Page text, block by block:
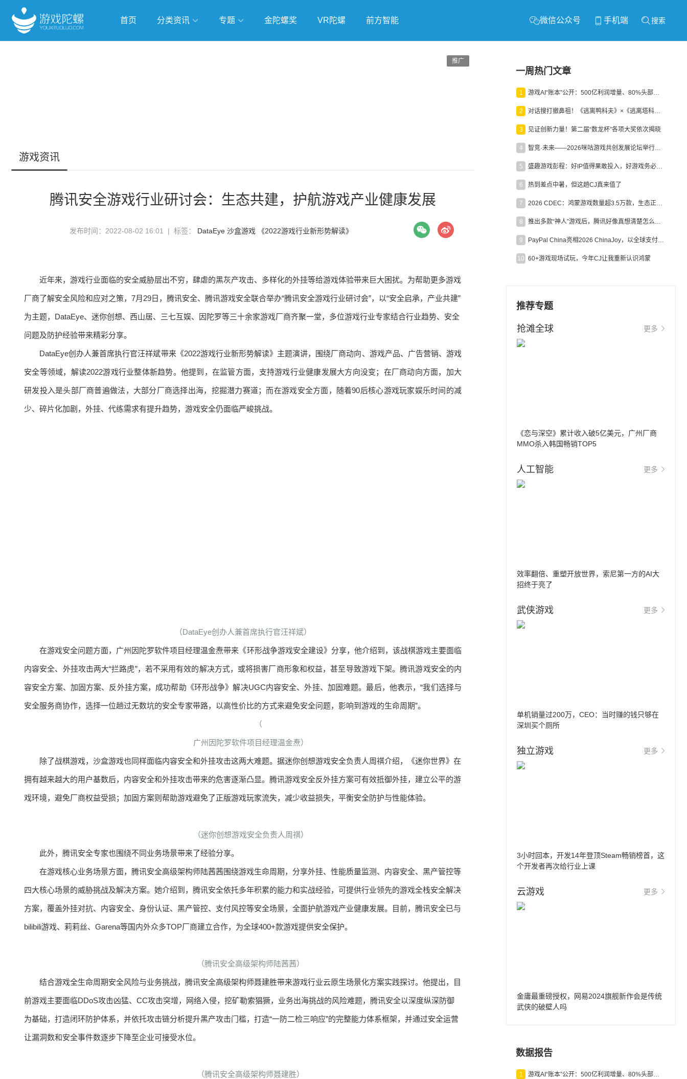
首页 分类资讯 专题 金陀螺奖 VR陀螺 前方智能 微信公众号 手机端 搜索
推广
游戏资讯
腾讯安全游戏行业研讨会：生态共建，护航游戏产业健康发展
发布时间：2022-08-02 16:01 | 标签： DataEye 沙盒游戏 《2022游戏行业新形势解读》
近年来，游戏行业面临的安全威胁层出不穷，肆虐的黑灰产攻击、多样化的外挂等给游戏体验带来巨大困扰。为帮助更多游戏
厂商了解安全风险和应对之策，7月29日，腾讯安全、腾讯游戏安全联合举办“腾讯安全游戏行业研讨会”，以“安全启承，产业共建”
为主题，DataEye、迷你创想、西山居、三七互娱、因陀罗等三十余家游戏厂商齐聚一堂，多位游戏行业专家结合行业趋势、安全
问题及防护经验带来精彩分享。
DataEye创办人兼首席执行官汪祥斌带来《2022游戏行业新形势解读》主题演讲，围绕厂商动向、游戏产品、广告营销、游戏
安全等领域，解读2022游戏行业整体新趋势。他提到，在监管方面，支持游戏行业健康发展大方向没变；在厂商动向方面，加大
研发投入是头部厂商普遍做法，大部分厂商选择出海，挖掘潜力赛道；而在游戏安全方面，随着90后核心游戏玩家娱乐时间的减
少、碎片化加剧，外挂、代练需求有提升趋势，游戏安全仍面临严峻挑战。
（DataEye创办人兼首席执行官汪祥斌）
在游戏安全问题方面，广州因陀罗软件项目经理温金焘带来《环形战争游戏安全建设》分享，他介绍到，该战棋游戏主要面临
内容安全、外挂攻击两大“拦路虎”，若不采用有效的解决方式，或将损害厂商形象和权益，甚至导致游戏下架。腾讯游戏安全的内
容安全方案、加固方案、反外挂方案，成功帮助《环形战争》解决UGC内容安全、外挂、加固难题。最后，他表示，“我们选择与
安全服务商协作，选择一位趟过无数坑的安全专家带路，以高性价比的方式来避免安全问题，影响到游戏的生命周期”。
（
广州因陀罗软件项目经理温金焘）
除了战棋游戏，沙盒游戏也同样面临内容安全和外挂攻击这两大难题。据迷你创想游戏安全负责人周祺介绍，《迷你世界》在
拥有越来越大的用户基数后，内容安全和外挂攻击带来的危害逐渐凸显。腾讯游戏安全反外挂方案可有效抵御外挂，建立公平的游
戏环境，避免厂商权益受损；加固方案则帮助游戏避免了正版游戏玩家流失，减少收益损失，平衡安全防护与性能体验。
（迷你创想游戏安全负责人周祺）
此外，腾讯安全专家也围绕不同业务场景带来了经验分享。
在游戏核心业务场景方面，腾讯安全高级架构师陆茜茜围绕游戏生命周期，分享外挂、性能质量监测、内容安全、黑产管控等
四大核心场景的威胁挑战及解决方案。她介绍到，腾讯安全依托多年积累的能力和实战经验，可提供行业领先的游戏全栈安全解决
方案，覆盖外挂对抗、内容安全、身份认证、黑产管控、支付风控等安全场景，全面护航游戏产业健康发展。目前，腾讯安全已与
bilibili游戏、莉莉丝、Garena等国内外众多TOP厂商建立合作，为全球400+款游戏提供安全保护。
（腾讯安全高级架构师陆茜茜）
结合游戏全生命周期安全风险与业务挑战，腾讯安全高级架构师聂建胜带来游戏行业云原生场景化方案实践探讨。他提出，目
前游戏主要面临DDoS攻击凶猛、CC攻击突增，网络入侵，挖矿勒索猖獗，业务出海挑战的风险难题，腾讯安全以深度纵深防御
为基础，打造闭环防护体系，并依托攻击链分析提升黑产攻击门槛，打造“一防二检三响应”的完整能力体系框架，并通过安全运营
让漏洞数和安全事件数逐步下降至企业可接受水位。
（腾讯安全高级架构师聂建胜）
一周热门文章
1 游戏AI“账本”公开：500亿利润增量、80%头部入局，谁在闷声发财？
2 对话搜打撤鼻祖！《逃离鸭科夫》×《逃离塔科夫》官方线下沙龙落幕
3 见证创新力量！第二届“数龙杯”各项大奖依次揭晓
4 智竞·未来——2026咪咕游戏共创发展论坛举行：聚力精品内容、AI创作与电竞生态，共建高品质益智健康游戏社区
5 盛趣游戏彭程：好IP值得果敢投入，好游戏务必长效经营
6 热到差点中暑，但这趟CJ真来值了
7 2026 CDEC：鸿蒙游戏数量超3.5万款，生态正循环加速产业高质量发展
8 推出多款“神人”游戏后，腾讯好像真想清楚怎么做二次元了
9 PayPal China亮相2026 ChinaJoy，以全球支付能力助力中国游戏企业深化全球运营
10 60+游戏现场试玩，今年CJ让我重新认识鸿蒙
推荐专题
抢滩全球 更多
《恋与深空》累计收入破5亿美元，广州厂商
MMO杀入韩国畅销TOP5
人工智能 更多
效率翻倍、重塑开放世界，索尼第一方的AI大
招终于亮了
武侠游戏 更多
单机销量过200万，CEO：当时赚的钱只够在
深圳买个厕所
独立游戏 更多
3小时回本，开发14年登顶Steam畅销榜首，这
个开发者再次给行业上课
云游戏 更多
金庸最重磅授权，网易2024旗舰新作会是传统
武侠的破壁人吗
数据报告
1 游戏AI“账本”公开：500亿利润增量、80%头部入局，谁在闷声发财？